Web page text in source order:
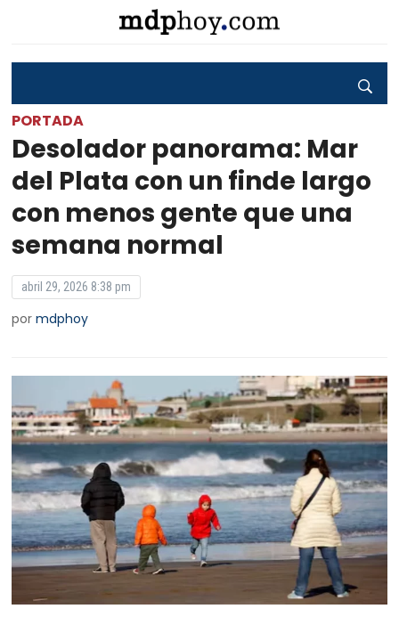
PORTADA
Desolador panorama: Mar
del Plata con un finde largo
con menos gente que una
semana normal
abril 29, 2026 8:38 pm
pormdphoy